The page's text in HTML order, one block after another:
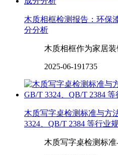
木质相框检测报告：环保
分分析
木质相框作为家居装
2025-06-191735
木质写字桌检测标准与方
3324、QB/T 2384 等行业规
木质写字桌检测标准